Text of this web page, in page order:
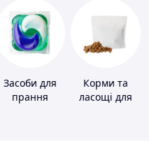
Засоби для
прання
Корми та
ласощі для